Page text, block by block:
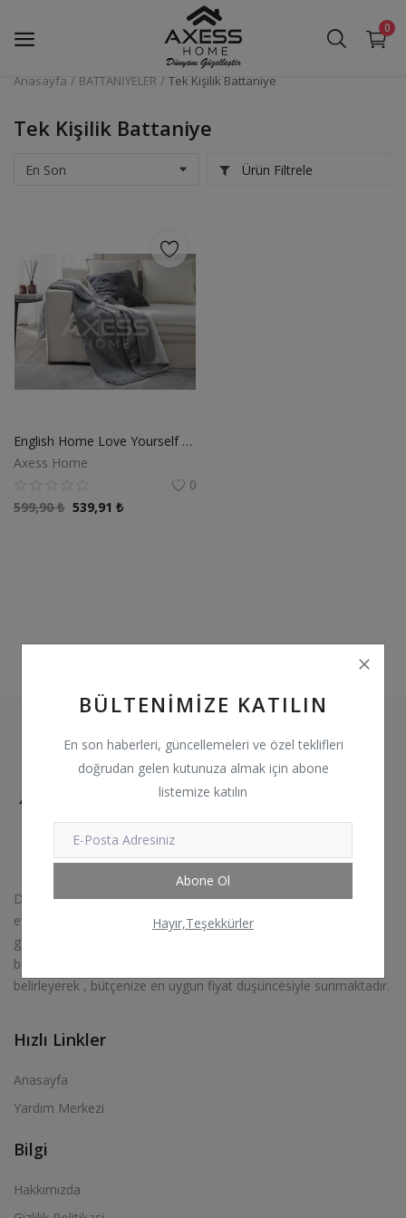
0
BATTANİYELER
PİKE TAKIMLARI
Halılar
AKSESUARLAR
BÜLTENIMIZE KATILIN
En son haberleri, güncellemeleri ve özel teklifleri
doğrudan gelen kutunuza almak için abone
listemize katılın
Abone Ol
Hayır,Teşekkürler
Anasayfa BATTANİYELER Tek Kişilik Battaniye
Tek Kişilik Battaniye
Ürün Filtrele
English Home Love Yourself Akrilik Tv Battaniye 130x170 cm Gri
Axess Home
0
599,90₺ 539,91 ₺
Dünyanı Güzelleştir ‘ misyonumuzla kendinize ait dünyanız olan
evlerinizi, kendi stilinize ve kişisel renk ya da ürün zevklerinize
göre güzelleştirmenize en iyi şekilde yardımcı olmak amacı
bulunan AxessHome, eviniz içerisinde en şık olan ürün gruplarını
belirleyerek , bütçenize en uygun fiyat düşüncesiyle sunmaktadır.
Hızlı Linkler
Anasayfa
Yardım Merkezi
Bilgi
Hakkımızda